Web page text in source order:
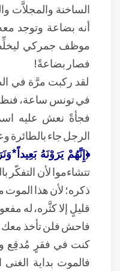
الساخنة والمجلاَّت
أنه بضاعة وتوجد
موظف جمركي
فصار بضاعةً!
لقد ركبت مرَّة في
في تونس ساعة،
فجأةً نعش عليه
الرجل جاء بالطائرة
﴿إِنَّهُمْ يَرَوْنَهُ
تتشاءموا لأن
ذكره؛ لأن هذا الموت
قليلٍ إلا كثَّره، له
فاحش فلن تأخذ معك
كنت في فقرٍ مُدقِع
فالموت بداية الغنى